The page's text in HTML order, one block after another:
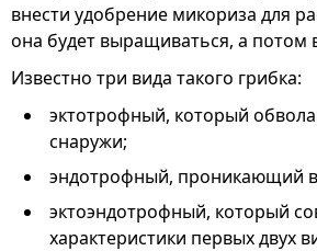
внести удобрение микориза для
она будет выращиваться, а потом
Известно три вида такого грибка:
эктотрофный, который
снаружи;
эндотрофный, проникающий
эктоэндотрофный, который
характеристики первых двух